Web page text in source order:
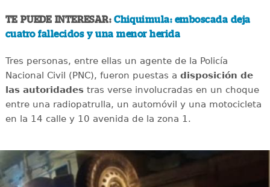
TE PUEDE INTERESAR:Chiquimula: emboscada deja
cuatro fallecidos y una menor herida
Tres personas, entre ellas un agente de la Policía
Nacional Civil (PNC), fueron puestas a disposición de
las autoridadestras verse involucradas en un choque
entre una radiopatrulla, un automóvil y una motocicleta
en la 14 calle y 10 avenida de la zona 1.